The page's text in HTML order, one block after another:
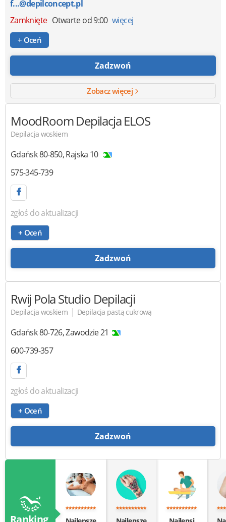
f...@depilconcept.pl
Zamknięte Otwarte od 9:00 więcej
+ Oceń
Zadzwoń
Zobacz więcej
MoodRoomDepilacja ELOS
Depilacja woskiem
Gdańsk80-850,Rajska 10
575-345-739
zgłoś do aktualizacji
+ Oceń
Zadzwoń
Rwij PolaStudio Depilacji
Depilacja woskiem | Depilacja pastą cukrową
Gdańsk80-726,Zawodzie 21
600-739-357
zgłoś do aktualizacji
+ Oceń
Zadzwoń
Ranking